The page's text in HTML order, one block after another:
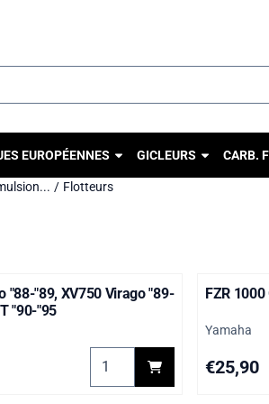
tous les cookies.
EUROPÉENNES GICLEURS CARB.
/ Flotteurs
750, XS 400 (2A2)
"88-"89, XV750 Virago "89-
"90-"95
Choisir la quantité pour
FZR
Marque :
Yamaha
Prix: 25,90
€25,90